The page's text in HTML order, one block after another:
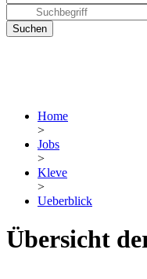
Home
>
Jobs
>
Kleve
>
Ueberblick
Übersicht